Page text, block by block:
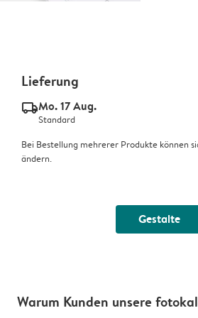
Lieferung
delivery_standard_v2Mo. 17 Aug.
Standard
Bei Bestellung mehrerer Produkte können
ändern.
Gestalte
Warum Kunden unsere